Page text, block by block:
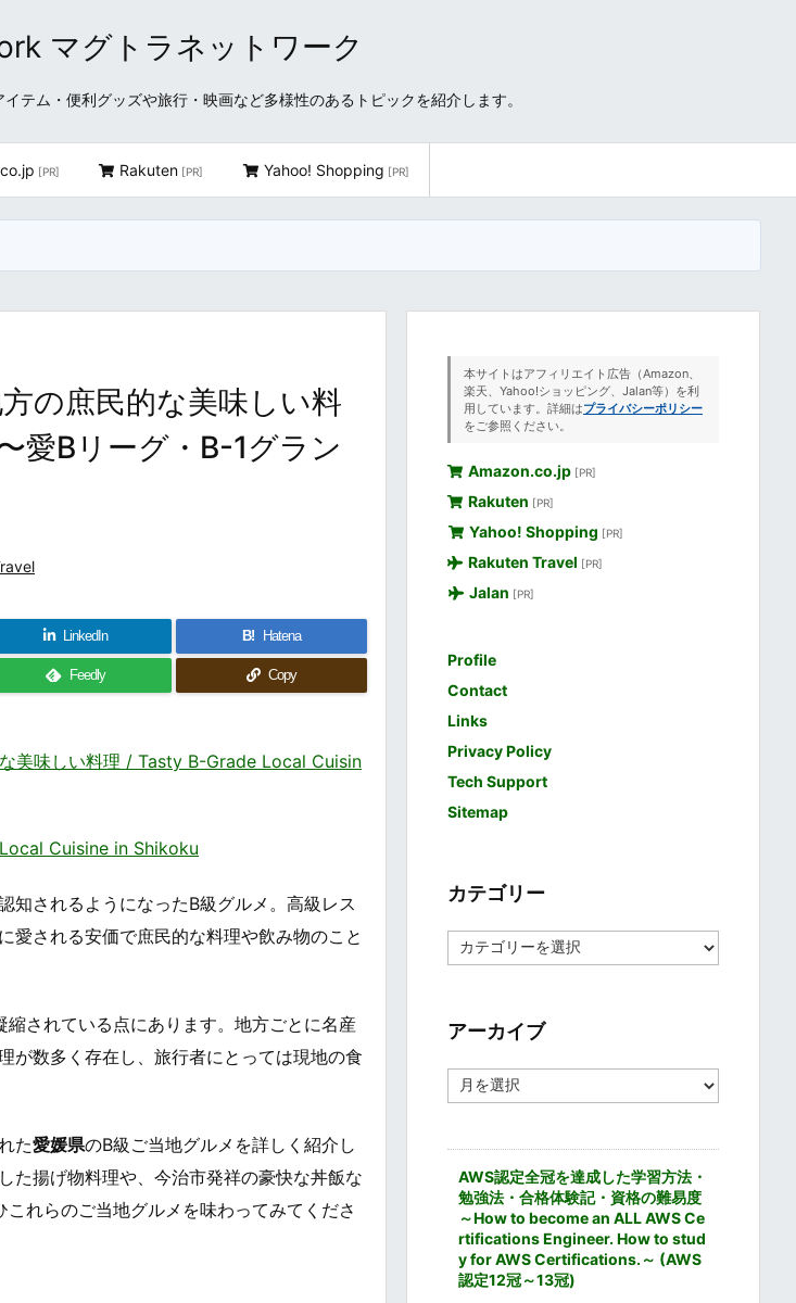
マグトラネットワーク
テム・便利グッズや旅行・映画など多様性のあるトピックを紹介します。
[PR] Rakuten [PR] Yahoo! Shopping [PR]
の庶民的な美味しい料
愛Bリーグ・B-1グラン
LinkedIn B! Hatena
Feedly Copy
美味しい料理 / Tasty B-Grade Local Cuisin
Cuisine in Shikoku
知されるようになったB級グルメ。高級レス
愛される安価で庶民的な料理や飲み物のこと
されている点にあります。地方ごとに名産
が数多く存在し、旅行者にとっては現地の食
た愛媛県のB級ご当地グルメを詳しく紹介し
た揚げ物料理や、今治市発祥の豪快な丼飯な
れらのご当地グルメを味わってみてくださ
本サイトはアフィリエイト広告（Amazon、
楽天、Yahoo!ショッピング、Jalan等）を利
用しています。詳細はプライバシーポリシー
をご参照ください。
Amazon.co.jp [PR]
Rakuten [PR]
Yahoo! Shopping [PR]
Rakuten Travel [PR]
Jalan [PR]
Profile
Contact
Links
Privacy Policy
Tech Support
Sitemap
カテゴリー
テ
ー
アーカイブ
ー
AWS認定全冠を達成した学習方法・
勉強法・合格体験記・資格の難易度
～How to become an ALL AWS Ce
rtifications Engineer. How to stud
y for AWS Certifications.～ (AWS
認定12冠～13冠)